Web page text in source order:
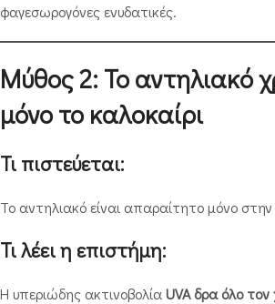
φαγεσωρογόνες ενυδατικές.
Μύθος 2: Το αντηλιακό
μόνο το καλοκαίρι
Τι πιστεύεται:
Το αντηλιακό είναι απαραίτητο μόνο
Τι λέει η επιστήμη:
Η υπεριώδης ακτινοβολίαUVA δρα όλο τον